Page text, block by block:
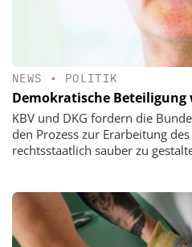
NEWS • POLITIK
Demokratische
KBV und DKG fordern die
den Prozess zur Erarbeitung
rechtsstaatlich sauber zu